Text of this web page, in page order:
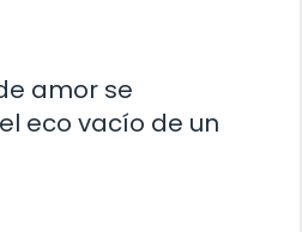
amor se
eco vacío de un